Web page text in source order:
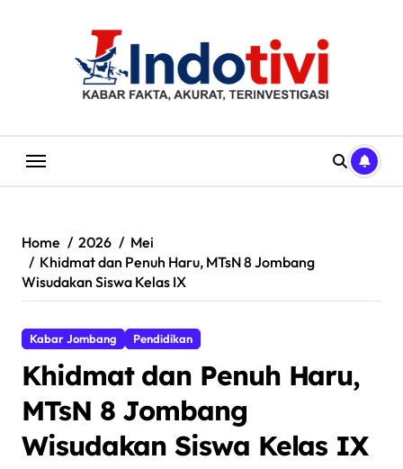
Home 2026
Mei
Khidmat dan Penuh Haru, MTsN 8 Jombang
Wisudakan Siswa Kelas IX
Kabar Jombang Pendidikan
Khidmat dan Penuh Haru,
MTsN 8 Jombang
Wisudakan Siswa Kelas IX